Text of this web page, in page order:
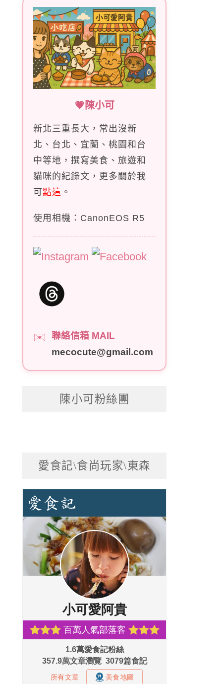
💗陳小可
新北三重長大，常出沒新
北、台北、宜蘭、桃園和台
中等地，撰寫美食、旅遊和
貓咪的紀錄文，更多關於我
可點這 。
使用相機：CanonEOS R5
✉️
聯絡信箱 MAIL
mecocute@gmail.com
陳小可粉絲團
愛食記\食尚玩家\東森